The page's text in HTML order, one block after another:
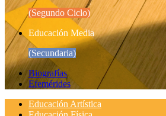
(Segundo Ciclo)
Educación Media
(Secundaria)
Biografías
Efemérides
Educación Artística